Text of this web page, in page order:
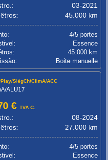
03-2021
45.000 km
4/5 portes
Essence
45.000 km
Boite manuelle
SiègCh/ClimA/ACC
ALU17
€TVA C.
08-2024
27.000 km
4/5 portes
Essence